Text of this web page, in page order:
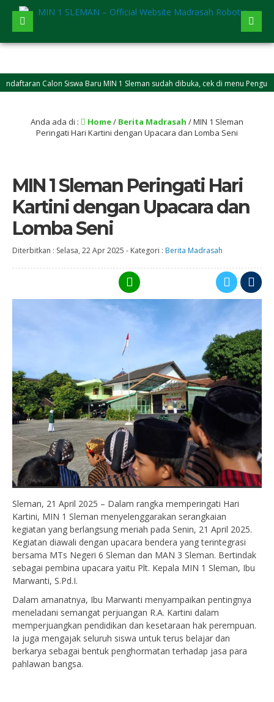
Calon Siswa Baru MIN 1 Sleman sudah dibuka, cek di menu Pengumuman
Anda ada di : Home/ Berita Madrasah /MIN 1 Sleman
Peringati Hari Kartini dengan Upacara dan Lomba Seni
MIN 1 Sleman Peringati Hari
Kartini dengan Upacara dan
Lomba Seni
Diterbitkan : Selasa, 22 Apr 2025 - Kategori : Berita Madrasah
Sleman, 21 April 2025 – Dalam rangka memperingati Hari
Kartini, MIN 1 Sleman menyelenggarakan serangkaian
kegiatan yang berlangsung meriah pada Senin, 21 April 2025.
Kegiatan diawali dengan upacara bendera yang terintegrasi
bersama MTs Negeri 6 Sleman dan MAN 3 Sleman. Bertindak
sebagai pembina upacara yaitu Plt. Kepala MIN 1 Sleman, Ibu
Marwanti, S.Pd.I.
Dalam amanatnya, Ibu Marwanti menyampaikan pentingnya
meneladani semangat perjuangan R.A. Kartini dalam
memperjuangkan pendidikan dan kesetaraan hak perempuan.
Ia juga mengajak seluruh siswa untuk terus belajar dan
berkarya sebagai bentuk penghormatan terhadap jasa para
pahlawan bangsa.